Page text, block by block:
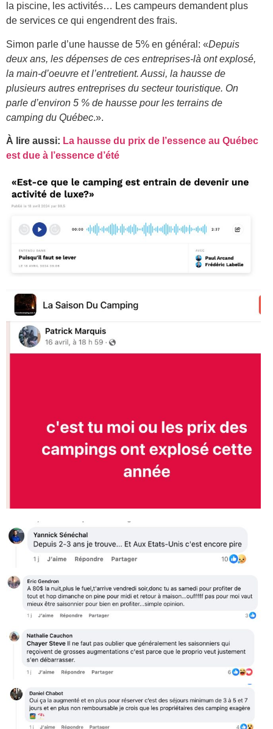
la piscine, les activités… Les campeurs demandent plus
de services ce qui engendrent des frais.
Simon parle d’une hausse de 5% en général: «Depuis
deux ans, les dépenses de ces entreprises-là ont explosé,
la main-d’oeuvre et l’entretient. Aussi, la hausse de
plusieurs autres entreprises du secteur touristique. On
parle d’environ 5 % de hausse pour les terrains de
camping du Québec.».
À lire aussi: La hausse du prix de l’essence au Québec
est due à l’essence d’été